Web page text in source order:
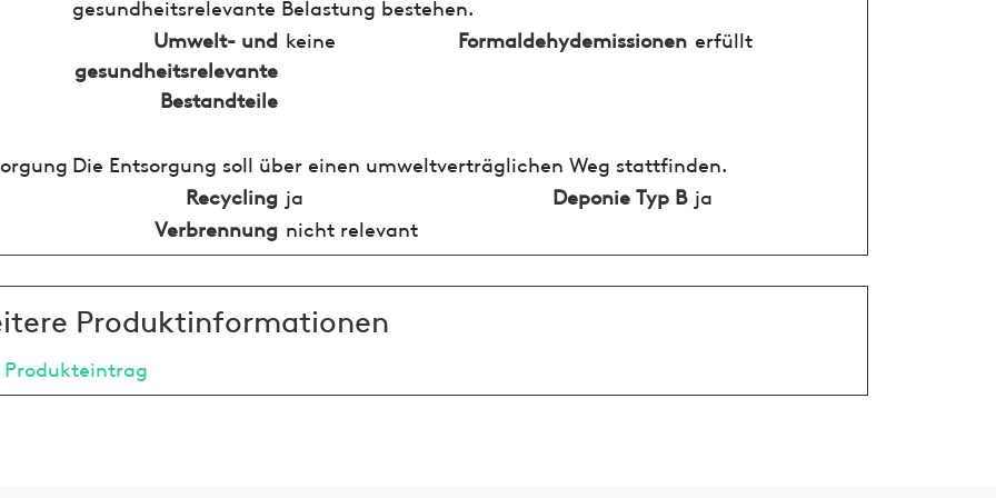
gesundheitsrelevante Belastung bestehen.
Umwelt- und
gesundheitsrelevante
Bestandteile
keine Formaldehydemissionen erfüllt
Die Entsorgung soll über einen umweltverträglichen Weg stattfinden.
Recycling ja Deponie Typ B ja
Verbrennung nicht relevant
Produktinformationen
Produkteintrag